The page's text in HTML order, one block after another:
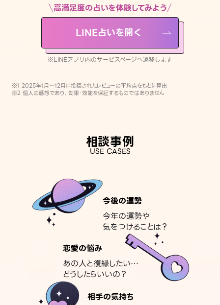
※LINEアプリ内のサービスページへ遷移します
高満足度の占いを体験してみよう
LINE占いを開く
※LINEアプリ内のサービスページへ遷移します
※1 2025年1月〜12月に投稿されたレビューの平均点をもとに算出
※2 個人の感想であり、効果・効能を保証するものではありません
相談事例
USE CASES
今後の運勢
今年の運勢や
気をつけることは？
恋愛の悩み
あの人と復縁したい…
どうしたらいいの？
相手の気持ち